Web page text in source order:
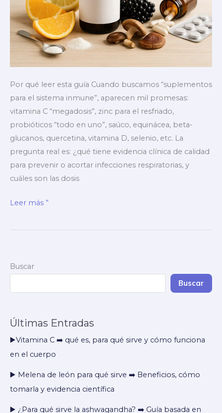
Por qué leer esta guía Cuando buscamos “suplementos
para el sistema inmune”, aparecen mil promesas:
vitamina C “megadosis”, zinc para el resfriado,
probióticos “todo en uno”, saúco, equinácea, beta-
glucanos, quercetina, vitamina D, selenio, etc. La
pregunta real es: ¿qué tiene evidencia clínica de calidad
para prevenir o acortar infecciones respiratorias, y
cuáles son las dosis
▶️
completa
para
real
y
límites
Leer más ”
Buscar
Buscar
Últimas Entradas
▶️Vitamina C ➡️ qué es, para qué sirve y cómo funciona
en el cuerpo
▶️ Melena de león para qué sirve ➡️ Beneficios, cómo
tomarla y evidencia científica
▶️ ¿Para qué sirve la ashwagandha? ➡️ Guía basada en